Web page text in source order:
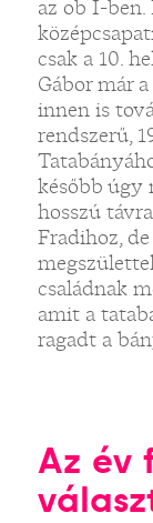
az ob I-ben.
csak a 10.
Gábor már
innen is
rendszerű,
később
hosszú
Fradihoz,
családnak
amit a
ragadt a
Az év